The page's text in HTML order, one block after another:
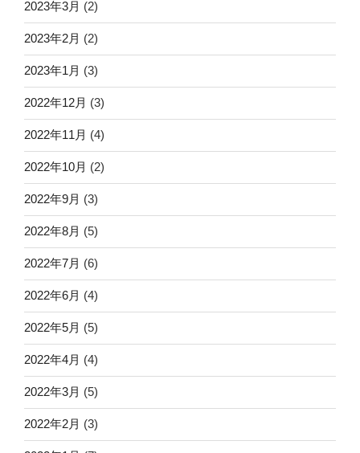
2023年3月 (2)
2023年2月 (2)
2023年1月 (3)
2022年12月 (3)
2022年11月 (4)
2022年10月 (2)
2022年9月 (3)
2022年8月 (5)
2022年7月 (6)
2022年6月 (4)
2022年5月 (5)
2022年4月 (4)
2022年3月 (5)
2022年2月 (3)